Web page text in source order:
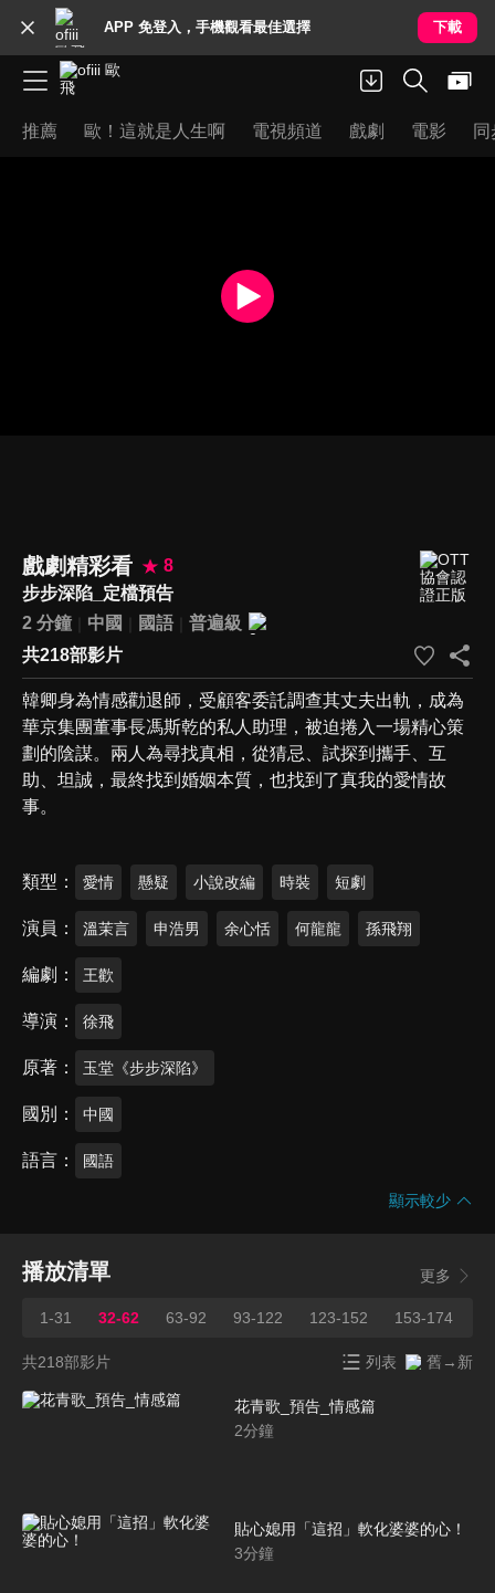
APP 免登入，手機觀看最佳選擇 下載
推薦 歐！這就是人生啊 電視頻道 戲劇 電影
戲劇精彩看
8
步步深陷_定檔預告
2 分鐘
中國 國語
普遍級
共218部影片
韓卿身為情感勸退師，受顧客委託調查其丈夫出軌，成為
華京集團董事長馮斯乾的私人助理，被迫捲入一場精心策
劃的陰謀。兩人為尋找真相，從猜忌、試探到攜手、互
助、坦誠，最終找到婚姻本質，也找到了真我的愛情故
事。
類型 愛情 懸疑 小說改編 時裝 短劇
演員 溫茉言 申浩男 余心恬 何龍龍 孫飛翔
編劇 王歡
導演 徐飛
原著 玉堂《步步深陷》
國別 中國
語言 國語
顯示較少
播放清單 更多
1-31 32-62 63-92 93-122 123-152 153-174
共218部影片 列表 舊→新
花青歌_預告_情感篇
2分鐘
貼心媳用「這招」軟化婆婆的心！
3分鐘